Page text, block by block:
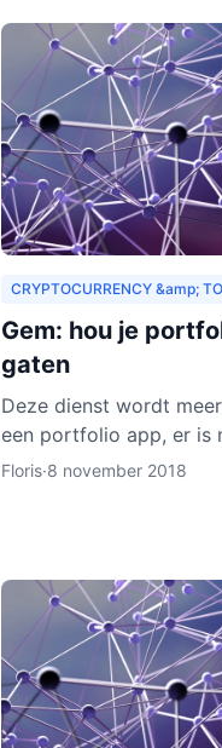
Rotterdam, testen de
CRYPTOCURRENCY &amp;
Gem: hou je
gaten
Deze dienst wordt
een portfolio app, er is
een wallet in
Floris·8 november 2018